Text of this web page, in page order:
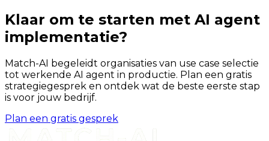
Klaar om te starten met AI agent
implementatie?
Match-AI begeleidt organisaties van use case selectie
tot werkende AI agent in productie. Plan een gratis
strategiegesprek en ontdek wat de beste eerste stap
is voor jouw bedrijf.
Plan een gratis gesprek